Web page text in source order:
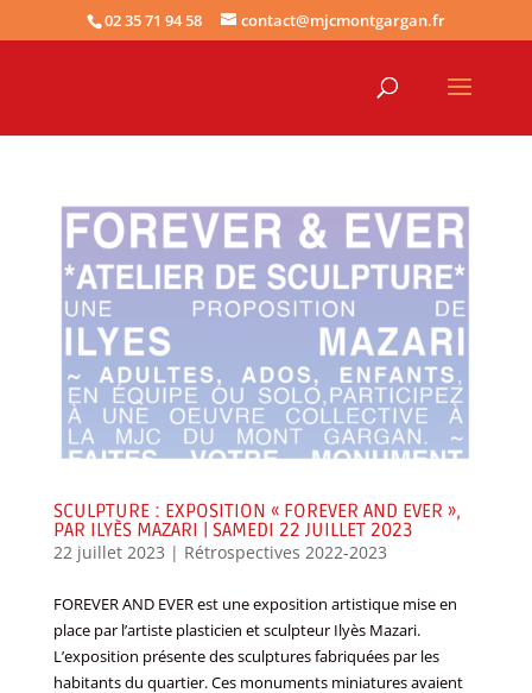
02 35 71 94 58 contact@mjcmontgargan.fr
SCULPTURE : EXPOSITION « FOREVER AND EVER »,
PAR ILYÈS MAZARI | SAMEDI 22 JUILLET 2023
22 juillet 2023 | Rétrospectives 2022-2023
FOREVER AND EVER est une exposition artistique mise en
place par l’artiste plasticien et sculpteur Ilyès Mazari.
L’exposition présente des sculptures fabriquées par les
habitants du quartier. Ces monuments miniatures avaient